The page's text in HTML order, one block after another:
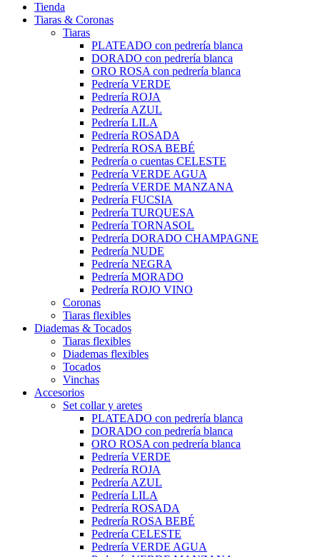
Tienda
Tiaras & Coronas
Tiaras
PLATEADO con pedrería blanca
DORADO con pedrería blanca
ORO ROSA con pedrería blanca
Pedrería VERDE
Pedrería ROJA
Pedrería AZUL
Pedrería LILA
Pedrería ROSADA
Pedrería ROSA BEBÉ
Pedrería o cuentas CELESTE
Pedrería VERDE AGUA
Pedrería VERDE MANZANA
Pedrería FUCSIA
Pedrería TURQUESA
Pedrería TORNASOL
Pedrería DORADO CHAMPAGNE
Pedrería NUDE
Pedrería NEGRA
Pedrería MORADO
Pedrería ROJO VINO
Coronas
Tiaras flexibles
Diademas & Tocados
Tiaras flexibles
Diademas flexibles
Tocados
Vinchas
Accesorios
Set collar y aretes
PLATEADO con pedrería blanca
DORADO con pedrería blanca
ORO ROSA con pedrería blanca
Pedrería VERDE
Pedrería ROJA
Pedrería AZUL
Pedrería LILA
Pedrería ROSADA
Pedrería ROSA BEBÉ
Pedrería CELESTE
Pedrería VERDE AGUA